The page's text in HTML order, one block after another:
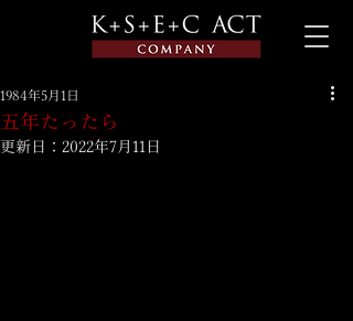
五年たったら
1984年5月1日
更新日： 2022年7月11日